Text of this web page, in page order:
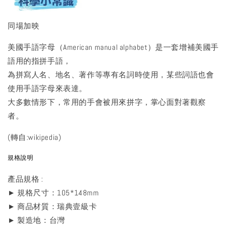
同場加映
美國手語字母（American manual alphabet）是一套增補美國手
語用的指拼手語，
為拼寫人名、地名、著作等專有名詞時使用，某些詞語也會
使用手語字母來表達。
大多數情形下，常用的手會被用來拼字，掌心面對著觀察
者。
(轉自:wikipedia)
規格說明
產品規格 :
► 規格尺寸：105*148mm
► 商品材質：瑞典壹級卡
► 製造地：台灣